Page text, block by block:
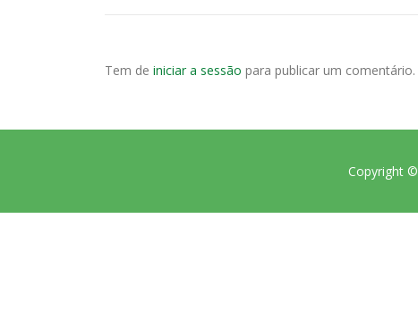
Tem de iniciar a sessão para publicar um comentário.
Copyright